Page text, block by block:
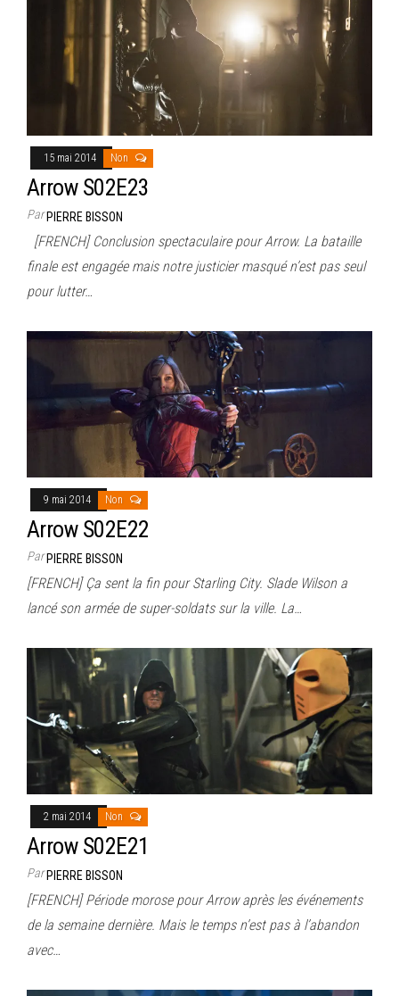
15 mai 2014 Non
Arrow S02E23
ParPIERRE BISSON
[FRENCH] Conclusion spectaculaire pour Arrow. La bataille
finale est engagée mais notre justicier masqué n’est pas seul
pour lutter…
9 mai 2014 Non
Arrow S02E22
ParPIERRE BISSON
[FRENCH] Ça sent la fin pour Starling City. Slade Wilson a
lancé son armée de super-soldats sur la ville. La…
2 mai 2014 Non
Arrow S02E21
ParPIERRE BISSON
[FRENCH] Période morose pour Arrow après les événements
de la semaine dernière. Mais le temps n’est pas à l’abandon
avec…